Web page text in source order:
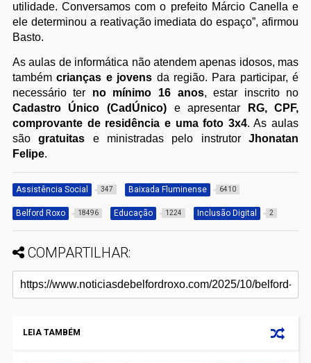
utilidade. Conversamos com o prefeito Márcio Canella e
ele determinou a reativação imediata do espaço”, afirmou
Basto.
As aulas de informática não atendem apenas idosos, mas
tambémcrianças e jovens da região. Para participar, é
necessário ter no mínimo 16 anos, estar inscrito no
Cadastro Único (CadÚnico)e apresentar
RG, CPF,
comprovante de residência e uma foto 3x4. As aulas
sãogratuitas e ministradas pelo instrutorJhonatan
Felipe.
Assistência Social 347 Baixada Fluminense 6410
Belford Roxo 18496 Educação 1224 Inclusão Digital 2
COMPARTILHAR:
LEIA TAMBÉM